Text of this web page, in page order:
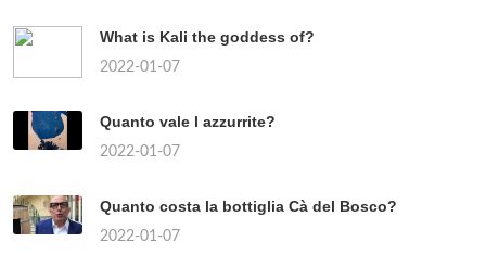
What is Kali the goddess of?
2022-01-07
Quanto vale l azzurrite?
2022-01-07
Quanto costa la bottiglia Cà del Bosco?
2022-01-07